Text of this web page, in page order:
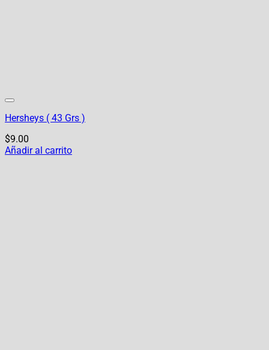
Hersheys ( 43 Grs )
$9.00
Añadir al carrito